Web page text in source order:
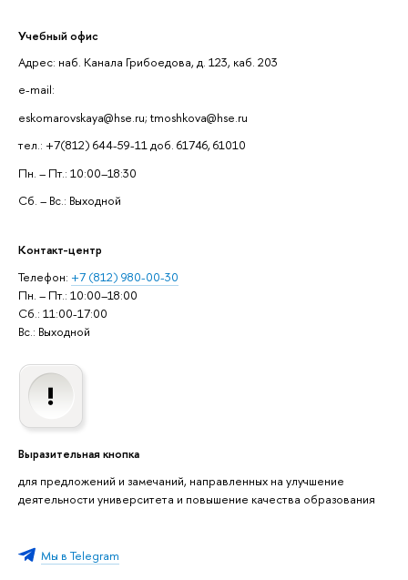
Учебный офис
Адрес: наб. Канала Грибоедова, д. 123, каб. 203
e-mail:
eskomarovskaya@hse.ru; tmoshkova@hse.ru
тел.: +7(812) 644-59-11 доб. 61746, 61010
Пн. – Пт.: 10:00–18:30
Сб. – Вс.: Выходной
Контакт-центр
Телефон: +7 (812) 980-00-30
Пн. – Пт.: 10:00–18:00
Сб.: 11:00-17:00
Вс.: Выходной
Выразительная кнопка
для предложений и замечаний, направленных на улучшение
деятельности университета и повышение качества образования
Мы в Telegram